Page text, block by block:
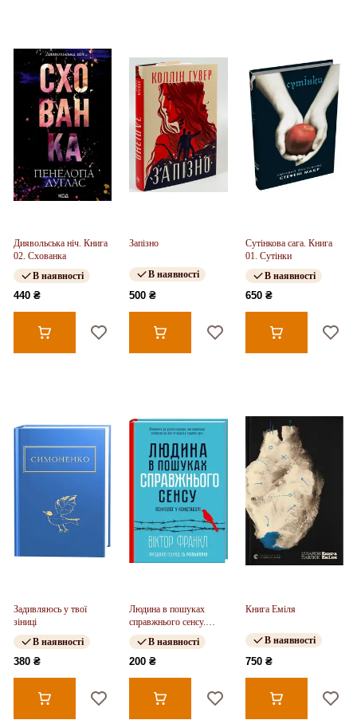
Диявольська ніч. Книга
02. Схованка
В наявності
440 ₴
Запізно
В наявності
500 ₴
Сутінкова сага. Книга
01. Сутінки
В наявності
650 ₴
Задивляюсь у твої
зіниці
В наявності
380 ₴
Людина в пошуках
справжнього сенсу.
Психолог у концтаборі
В наявності
200 ₴
Книга Еміля
В наявності
750 ₴